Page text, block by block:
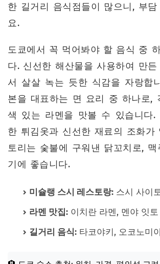
한 길거리 음식점들이 많으니, 부
요.
도쿄에서 꼭 먹어봐야 할 음식 중
다. 신선한 해산물을 사용하여 만
서 살살 녹는 듯한 식감을 자랑합
본을 대표하는 면 요리 중 하나로,
색 있는 라멘을 맛볼 수 있습니다.
한 튀김옷과 신선한 재료의 조화가
토리는 숯불에 구워낸 닭꼬치로, 맥
기에 좋습니다.
미슐랭 스시 레스토랑: 스시 사이
라멘 맛집: 이치란 라멘, 멘야 잇토
길거리 음식: 타코야키, 오코노미